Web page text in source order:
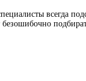
всегда